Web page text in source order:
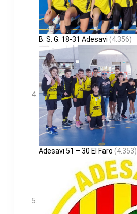
B. S. G. 18-31 Adesavi (4.356)
Adesavi 51 – 30 El Faro (4.353)